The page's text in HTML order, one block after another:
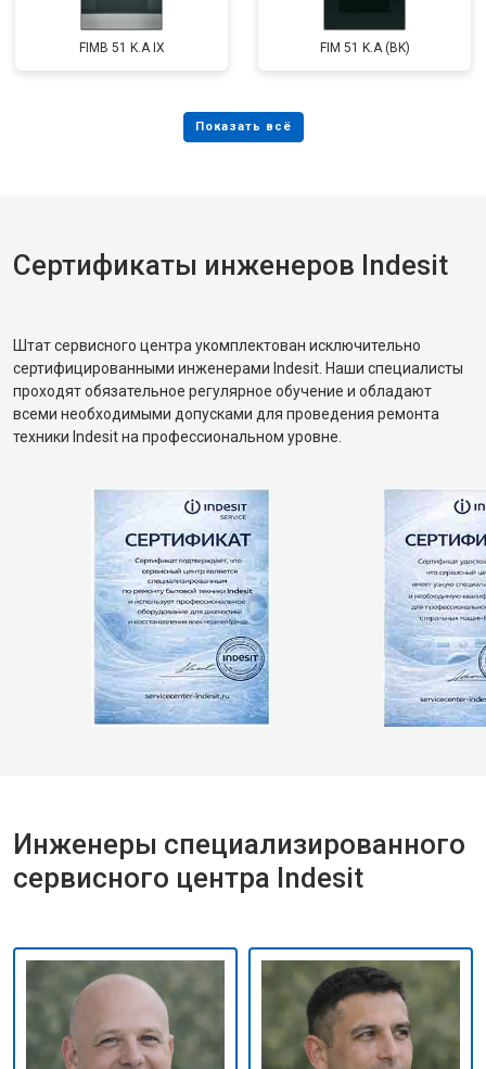
FIMB 51 K.A IX FIM 51 K.A (BK)
Сертификаты инженеров Indesit
Штат сервисного центра укомплектован исключительно
сертифицированными инженерами Indesit. Наши специалисты
проходят обязательное регулярное обучение и обладают
всеми необходимыми допусками для проведения ремонта
техники Indesit на профессиональном уровне.
Инженеры специализированного
сервисного центра Indesit